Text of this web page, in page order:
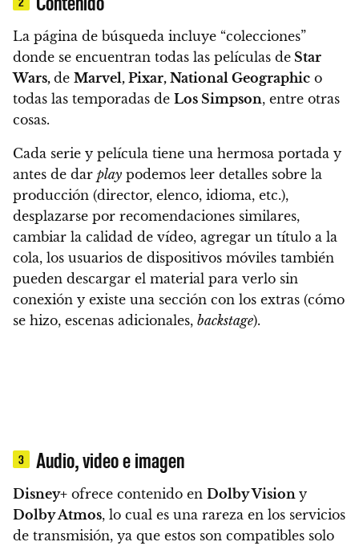
La página de búsqueda incluye “colecciones”
donde se encuentran todas las películas de Star
Wars, de Marvel, Pixar, National Geographic o
todas las temporadas de Los Simpson, entre otras
cosas.
Cada serie y película tiene una hermosa portada y
antes de dar play podemos leer detalles sobre la
producción (director, elenco, idioma, etc.),
desplazarse por recomendaciones similares,
cambiar la calidad de vídeo, agregar un título a la
cola, los usuarios de dispositivos móviles también
pueden descargar el material para verlo sin
conexión y existe una sección con los extras (cómo
se hizo, escenas adicionales, backstage).
3 Audio, video e imagen
Disney+ ofrece contenido en Dolby Vision y
Dolby Atmos, lo cual es una rareza en los servicios
de transmisión, ya que estos son compatibles solo